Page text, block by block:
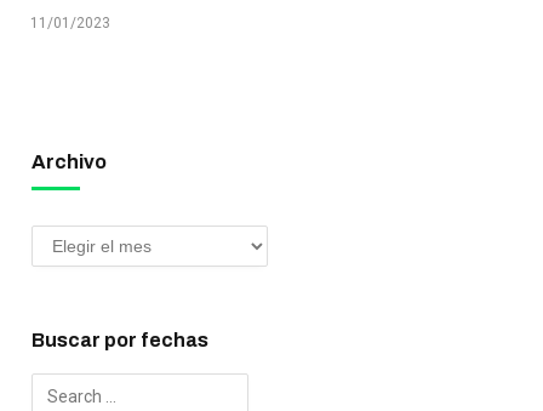
11/01/2023
Archivo
Buscar por fechas